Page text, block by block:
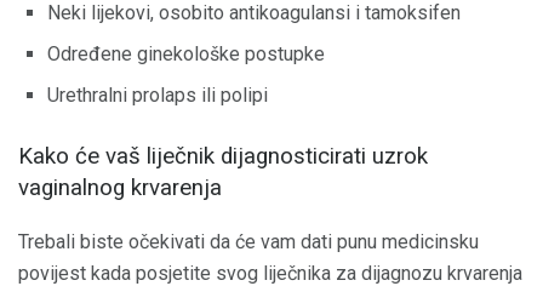
Neki lijekovi, osobito antikoagulansi i tamoksifen
Određene ginekološke postupke
Urethralni prolaps ili polipi
Kako će vaš liječnik dijagnosticirati uzrok
vaginalnog krvarenja
Trebali biste očekivati ​​da će vam dati punu medicinsku
povijest kada posjetite svog liječnika za dijagnozu krvarenja